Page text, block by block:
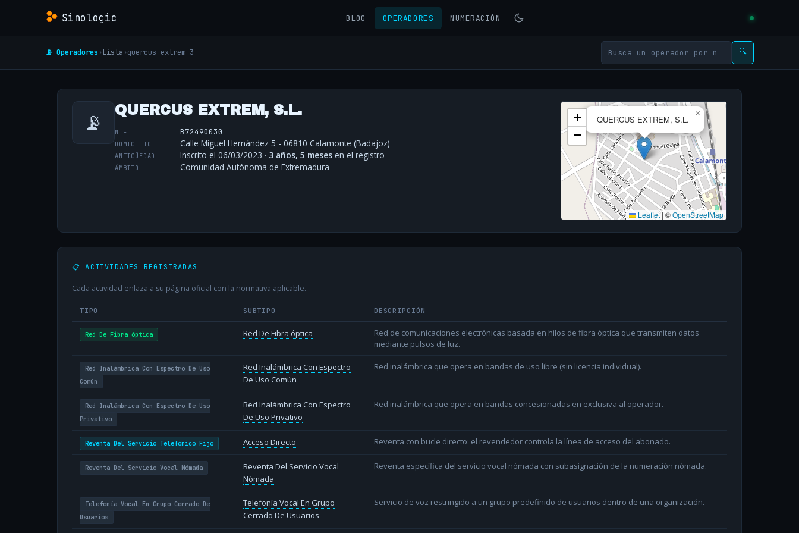
Sinologic BLOG OPERADORES NUMERACIÓN
📡 Operadores› Lista›quercus-extrem-3 🔍
📡 QUERCUS EXTREM, S.L.
NIF B72490030
DOMICILIO Calle Miguel Hernández 5 - 06810 Calamonte (Badajoz)
ANTIGÜEDAD Inscrito el 06/03/2023 · 3 años, 5 meses en el registro
ÁMBITO Comunidad Autónoma de Extremadura
QUERCUS EXTREM, S.L.
×
+
−
Leaflet | ©OpenStreetMap
📋 ACTIVIDADES REGISTRADAS
Cada actividad enlaza a su página oficial con la normativa aplicable.
TIPO SUBTIPO DESCRIPCIÓN
Red De Fibra óptica Red De Fibra óptica
Red de comunicaciones electrónicas basada en hilos de fibra óptica que transmiten datos
mediante pulsos de luz.
Red Inalámbrica Con Espectro De Uso
Común
Red Inalámbrica Con Espectro
De Uso Común
Red inalámbrica que opera en bandas de uso libre (sin licencia individual).
Red Inalámbrica Con Espectro De Uso
Privativo
Red Inalámbrica Con Espectro
De Uso Privativo
Red inalámbrica que opera en bandas concesionadas en exclusiva al operador.
Reventa Del Servicio Telefónico Fijo Acceso Directo Reventa con bucle directo: el revendedor controla la línea de acceso del abonado.
Reventa Del Servicio Vocal Nómada
Reventa Del Servicio Vocal
Nómada
Reventa específica del servicio vocal nómada con subasignación de la numeración nómada.
Telefonía Vocal En Grupo Cerrado De
Usuarios
Telefonía Vocal En Grupo
Cerrado De Usuarios
Servicio de voz restringido a un grupo predefinido de usuarios dentro de una organización.